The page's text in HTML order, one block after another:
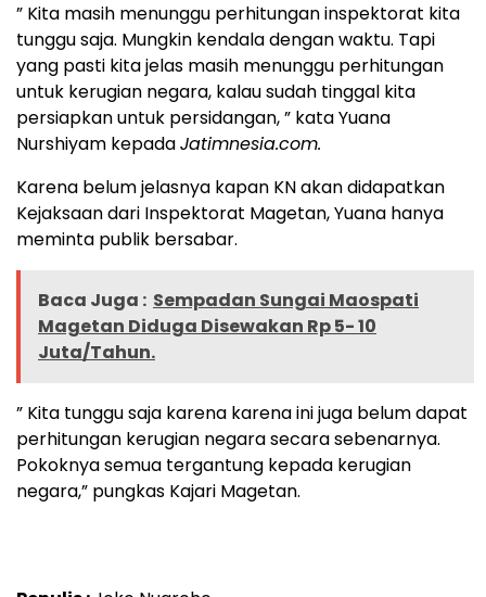
” Kita masih menunggu perhitungan inspektorat kita
tunggu saja. Mungkin kendala dengan waktu. Tapi
yang pasti kita jelas masih menunggu perhitungan
untuk kerugian negara, kalau sudah tinggal kita
persiapkan untuk persidangan, ” kata Yuana
Nurshiyam kepadaJatimnesia.com.
Karena belum jelasnya kapan KN akan didapatkan
Kejaksaan dari Inspektorat Magetan, Yuana hanya
meminta publik bersabar.
Baca Juga : Sempadan Sungai Maospati
Magetan Diduga Disewakan Rp 5- 10
Juta/Tahun.
” Kita tunggu saja karena karena ini juga belum dapat
perhitungan kerugian negara secara sebenarnya.
Pokoknya semua tergantung kepada kerugian
negara,” pungkas Kajari Magetan.